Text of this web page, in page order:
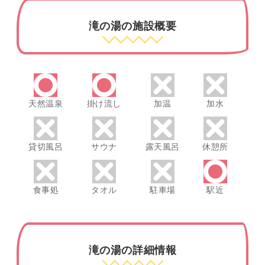
滝の湯の施設概要
天然温泉 掛け流し 加温 加水
貸切風呂 サウナ 露天風呂 休憩所
食事処 タオル 駐車場 駅近
滝の湯の詳細情報